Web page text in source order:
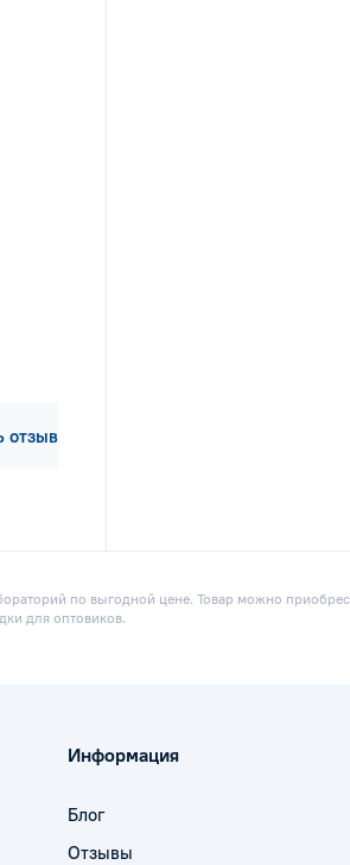
отзыв
по выгодной цене. Товар можно
для оптовиков.
Информация
Блог
Отзывы